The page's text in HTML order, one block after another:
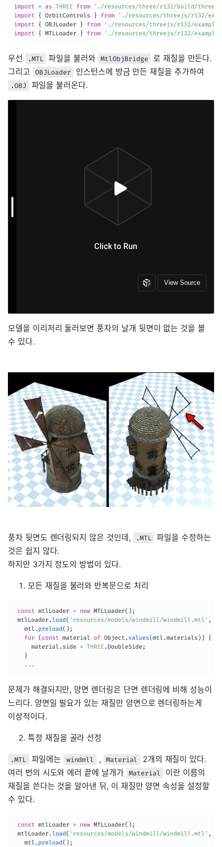
import * as THREE from
'./resources/three/r132/build/
import
{ OrbitControls } from
'./resources/threejs/r132/
import
{ OBJLoader } from
'./resources/threejs/r132/
import
{ MTLLoader } from './resources/threejs/r132/
우선 .MTL 파일을 불러와 MtlObjBridge
로 재질을 만든다.
그리고
OBJLoader 인스턴스에 방금 만든 재질을 추가하여
.OBJ 파일을 불러온다.
모델을 이리저리 둘러보면 풍차의 날개 뒷면이 없는 것을 볼
수 있다.
풍차 뒷면도 렌더링되지 않은 것인데, .MTL 파일을 수정하는
것은 쉽지 않다.
하지만 3가지 정도의 방법이 있다.
모든 재질을 불러와 반복문으로 처리
const mtlLoader = new MTLLoader( ) ;
mtlLoader.load( 'resources/models/windmill/windmill.mtl' ,
   mtl
. preload( ) ;
for ( const material of Object . values(mtl .materials ) )
{
     material
. side = THREE . DoubleSide;
}
...
문제가 해결되지만, 양면 렌더링은 단면 렌더링에 비해 성능이
느리다. 양면일 필요가 있는 재질만 양면으로 렌더링하는게
이상적이다.
특정 재질을 골라 선정
.MTL 파일에는 windmll , Material
2개의 재질이 있다.
여러 번의 시도와 에러 끝에 날개가 Material
이란 이름의
재질을 쓴다는 것을 알아낸 뒤, 이 재질만 양면 속성을 설정할
수 있다.
const mtlLoader = new MTLLoader( ) ;
mtlLoader.load( 'resources/models/windmill/windmill.mtl' ,
   mtl
. preload( ) ;